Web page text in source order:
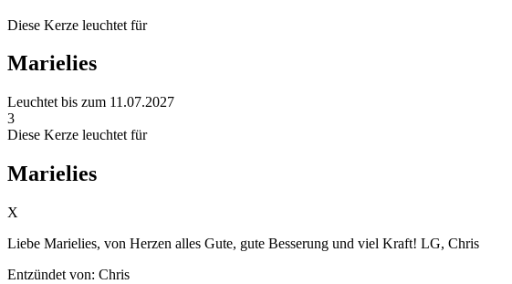
Diese Kerze leuchtet für
Marielies
Leuchtet bis zum 11.07.2027
3
Diese Kerze leuchtet für
Marielies
X
Liebe Marielies, von Herzen alles Gute, gute Besserung und viel Kraft! LG, Chris
Entzündet von: Chris